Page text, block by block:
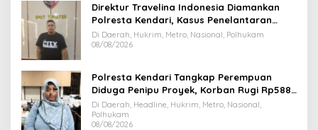
Direktur Travelina Indonesia Diamankan
Polresta Kendari, Kasus Penelantaran
Jemaah Umrah Masuk Babak Baru
Di Daerah, Hukrim, Metro, Nasional, Polhukam
08/08/2026
Polresta Kendari Tangkap Perempuan
Diduga Penipu Proyek, Korban Rugi Rp588,1
Juta
Di Daerah, Headline, Hukrim, Metro, Nasional,
Polhukam
08/08/2026